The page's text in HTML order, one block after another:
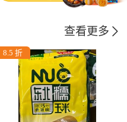
查看更多
8.5 折